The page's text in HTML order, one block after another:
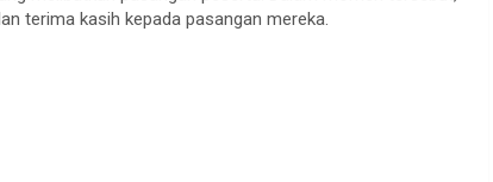
terima kasih kepada pasangan mereka.